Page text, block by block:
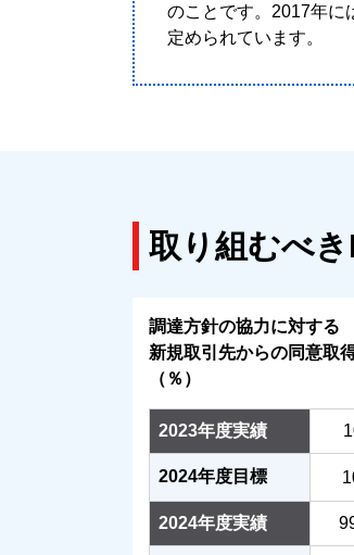
のことです。2017年に
定められています。
取り組むべ
調達方針の協力に対する
新規取引先からの同意取
（％）
2023年度実績
2024年度目標
2024年度実績